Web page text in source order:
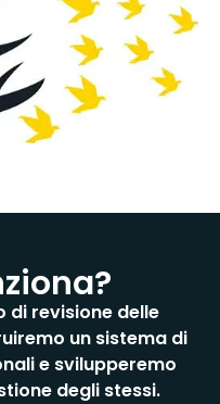
revisione delle
un sistema di
e svilupperemo
degli stessi.